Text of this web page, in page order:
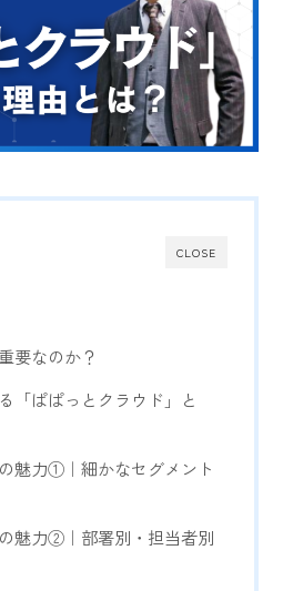
CLOSE
要なのか？
「ぱぱっとクラウド」と
魅力①｜細かなセグメント
魅力②｜部署別・担当者別